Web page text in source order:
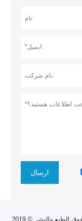
ارسال
حقوق الطبع والنشر © 2019 Jشنيانغ Bluelight المجموعة العنوان: رقم 37